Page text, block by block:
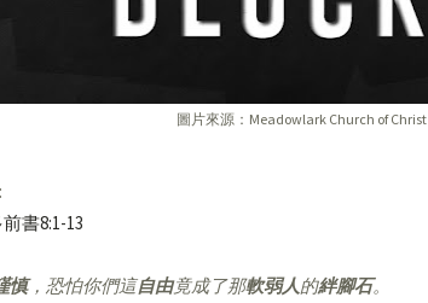
圖片來源：Meadowlark Church of Christ
書8:1-13
慎，恐怕你們這自由竟成了那軟弱人的絆腳石。